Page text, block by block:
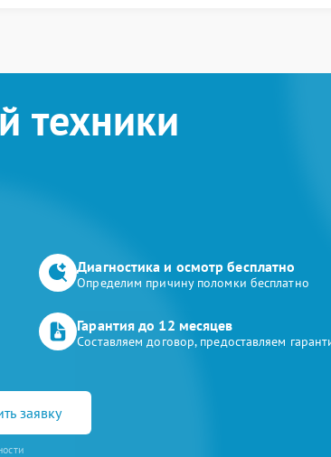
техники
Диагностика и осмотр бесплатно
Определим причину поломки бесплатно
Гарантия до 12 месяцев
Составляем договор, предоставляем
заявку